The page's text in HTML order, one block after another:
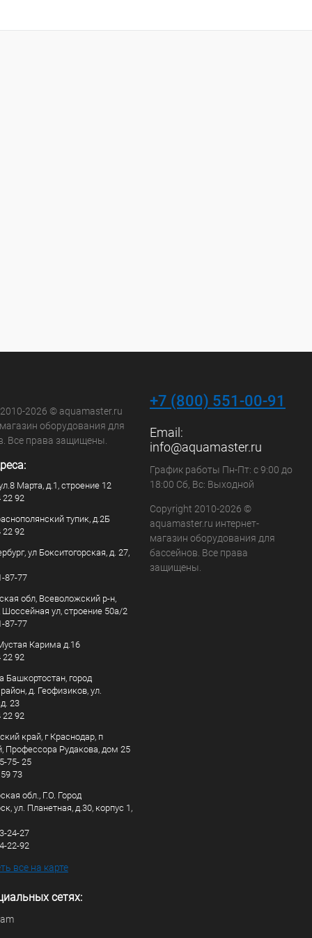
2026 © aquamaster.ru
оборудования для
Все права защищены.
Марта, д.1, строение 12
22 92
тупик, д.2Б
22 92
ул Бокситогорская, д. 27,
87-77
обл, Всеволожский р-н,
Шоссейная ул, строение 50а/2
87-77
Карима д.16
22 92
Башкортостан, город
д. Геофизиков, ул.
23
22 92
край, г Краснодар, п
Профессора Рудакова, дом 25
75- 25
73
обл., Г.О. Город
ул. Планетная, д.30, корпус 1,
24-27
22-92
все на карте
сетях:
+7 (800) 551-00-91
Email:
info@aquamaster.ru
График работы Пн-Пт: с 9:00 до
18:00 Сб, Вс: Выходной
Copyright 2010-2026 ©
aquamaster.ru интернет-
магазин оборудования для
бассейнов. Все права
защищены.